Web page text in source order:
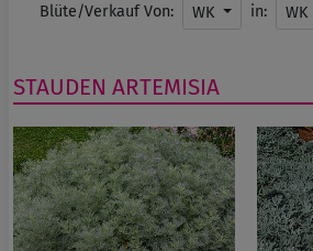
Blüte/Verkauf Von:
WK in: WK
STAUDEN ARTEMISIA